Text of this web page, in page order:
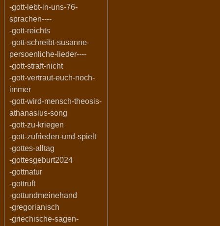
-gott-lebt-in-uns-76-
sprachen----
-gott-reichts
-gott-schreibt-susanne-
persoenliche-lieder----
-gott-straft-nicht
-gott-vertraut-euch-noch-
immer
-gott-wird-mensch-theosis-
athanasius-song
-gott-zu-kriegen
-gott-zufrieden-und-spielt
-gottes-alltag
-gottesgeburt2024
-gottnatur
-gottruft
-gottundmeinehand
-gregorianisch
-griechische-sagen-